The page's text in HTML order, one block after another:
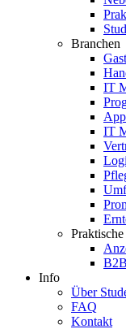
Branchen
IT
IT
Info
Über
FAQ
Kontakt